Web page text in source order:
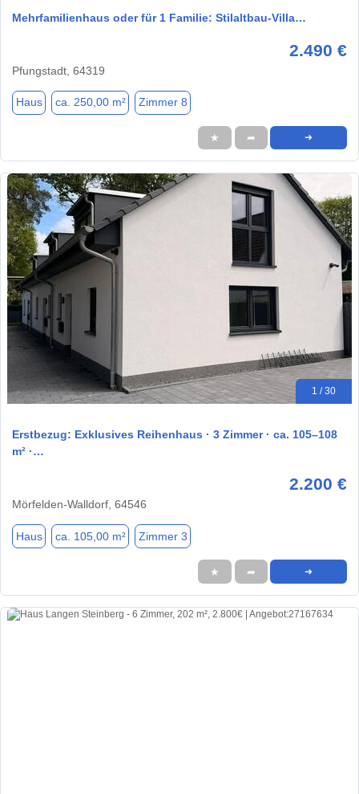
Mehrfamilienhaus oder für 1 Familie: Stilaltbau-Villa…
2.490 €
Pfungstadt, 64319
Haus ca. 250,00 m² Zimmer 8
★ ➦ ➜
1 / 30
Erstbezug: Exklusives Reihenhaus · 3 Zimmer · ca. 105–108
m² ·…
2.200 €
Mörfelden-Walldorf, 64546
Haus ca. 105,00 m² Zimmer 3
★ ➦ ➜